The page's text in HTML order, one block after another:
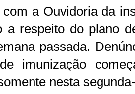
a Ouvidoria da
a respeito do plano
passada.
imunização
nesta